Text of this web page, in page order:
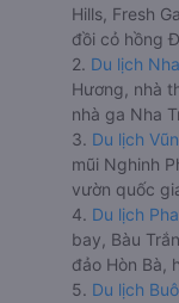
Hills, Fresh
đồi cỏ hồng
2. Du lịch
Hương, nhà
nhà ga Nha
3. Du lịch
mũi Nghinh
vườn quốc
4. Du lịch
bay, Bàu
đảo Hòn Bà,
5. Du lịch